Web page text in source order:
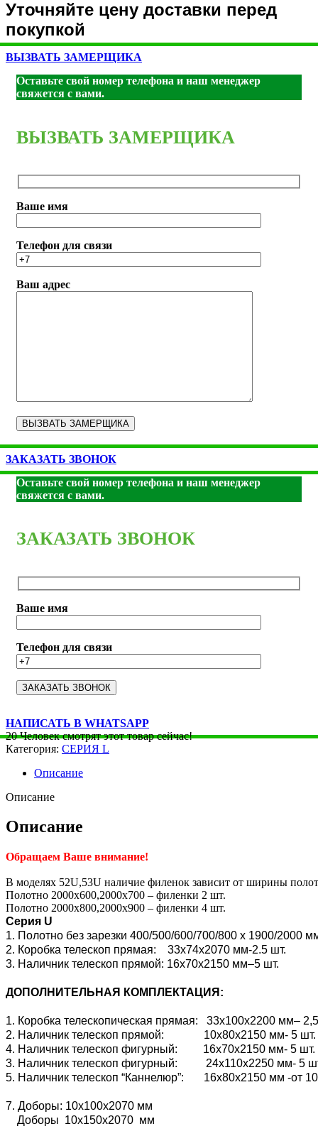
Уточняйте цену доставки перед
покупкой
ВЫЗВАТЬ ЗАМЕРЩИКА
Оставьте свой номер телефона и наш менеджер
свяжется с вами.
ВЫЗВАТЬ ЗАМЕРЩИКА
Ваше имя
Телефон для связи
Ваш адрес
ЗАКАЗАТЬ ЗВОНОК
Оставьте свой номер телефона и наш менеджер
свяжется с вами.
ЗАКАЗАТЬ ЗВОНОК
Ваше имя
Телефон для связи
НАПИСАТЬ В WHATSAPP
20 Человек смотрят этот товар сейчас!
Категория: СЕРИЯ L
Описание
Описание
Описание
Обращаем Ваше внимание!
В моделях 52U,53U наличие филенок зависит от ширины
Полотно 2000х600,2000х700 – филенки 2 шт.
Полотно 2000х800,2000х900 – филенки 4 шт.
Серия U
1. Полотно без зарезки 400/500/600/700/800 x 1900/2000
2. Коробка телескоп прямая: 33х74х2070 мм-2.5 шт.
3. Наличник телескоп прямой: 16х70х2150 мм–5 шт.
ДОПОЛНИТЕЛЬНАЯ КОМПЛЕКТАЦИЯ:
1. Коробка телескопическая прямая: 33х100х2200 мм–
2. Наличник телескоп прямой: 10х80х2150 мм- 5 шт.
4. Наличник телескоп фигурный: 16х70х2150 мм- 5 шт.
3. Наличник телескоп фигурный: 24х110х2250 мм- 5
5. Наличник телескоп “Каннелюр”: 16х80х2150 мм -от
7. Доборы: 10х100х2070 мм
Доборы 10х150х2070 мм